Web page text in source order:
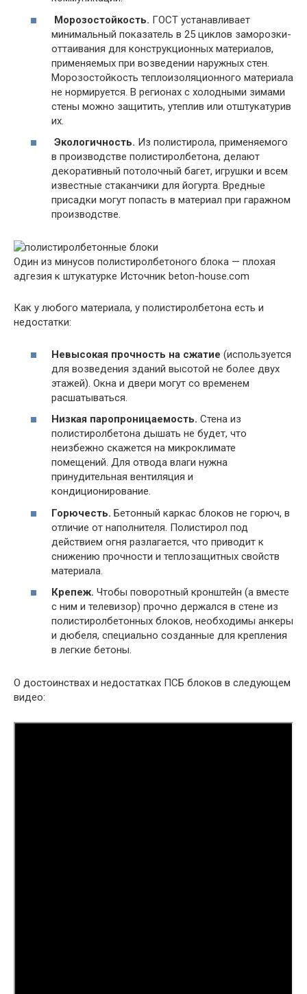
Морозостойкость. ГОСТ устанавливает
минимальный показатель в 25 циклов заморозки-
оттаивания для конструкционных материалов,
применяемых при возведении наружных стен.
Морозостойкость теплоизоляционного материала
не нормируется. В регионах с холодными зимами
стены можно защитить, утеплив или отштукатурив
их.
Экологичность. Из полистирола, применяемого
в производстве полистиролбетона, делают
декоративный потолочный багет, игрушки и всем
известные стаканчики для йогурта. Вредные
присадки могут попасть в материал при гаражном
производстве.
Один из минусов полистиролбетоного блока — плохая
адгезия к штукатурке Источник beton-house.com
Как у любого материала, у полистиролбетона есть и
недостатки:
Невысокая прочность на сжатие (используется
для возведения зданий высотой не более двух
этажей). Окна и двери могут со временем
расшатываться.
Низкая паропроницаемость. Стена из
полистиролбетона дышать не будет, что
неизбежно скажется на микроклимате
помещений. Для отвода влаги нужна
принудительная вентиляция и
кондиционирование.
Горючесть. Бетонный каркас блоков не горюч, в
отличие от наполнителя. Полистирол под
действием огня разлагается, что приводит к
снижению прочности и теплозащитных свойств
материала.
Крепеж. Чтобы поворотный кронштейн (а вместе
с ним и телевизор) прочно держался в стене из
полистиролбетонных блоков, необходимы анкеры
и дюбеля, специально созданные для крепления
в легкие бетоны.
О достоинствах и недостатках ПСБ блоков в следующем
видео: